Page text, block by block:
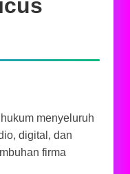
menyeluruh
digital, dan
firma